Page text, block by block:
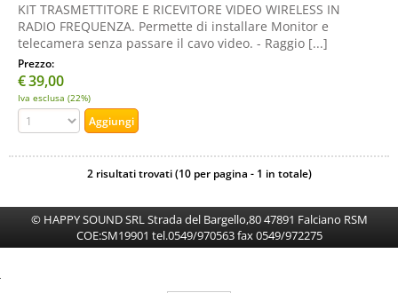
KIT TRASMETTITORE E RICEVITORE VIDEO WIRELESS IN
RADIO FREQUENZA. Permette di installare Monitor e
telecamera senza passare il cavo video. - Raggio [...]
Prezzo:
€39,00
Iva esclusa (22%)
2 risultati trovati (10 per pagina - 1 in totale)
© HAPPY SOUND SRL Strada del Bargello,80 47891 Falciano RSM
COE:SM19901 tel.0549/970563 fax 0549/972275